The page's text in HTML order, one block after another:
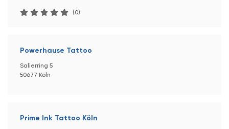
(0)
Powerhause Tattoo
Salierring 5
50677 Köln
Prime Ink Tattoo Köln